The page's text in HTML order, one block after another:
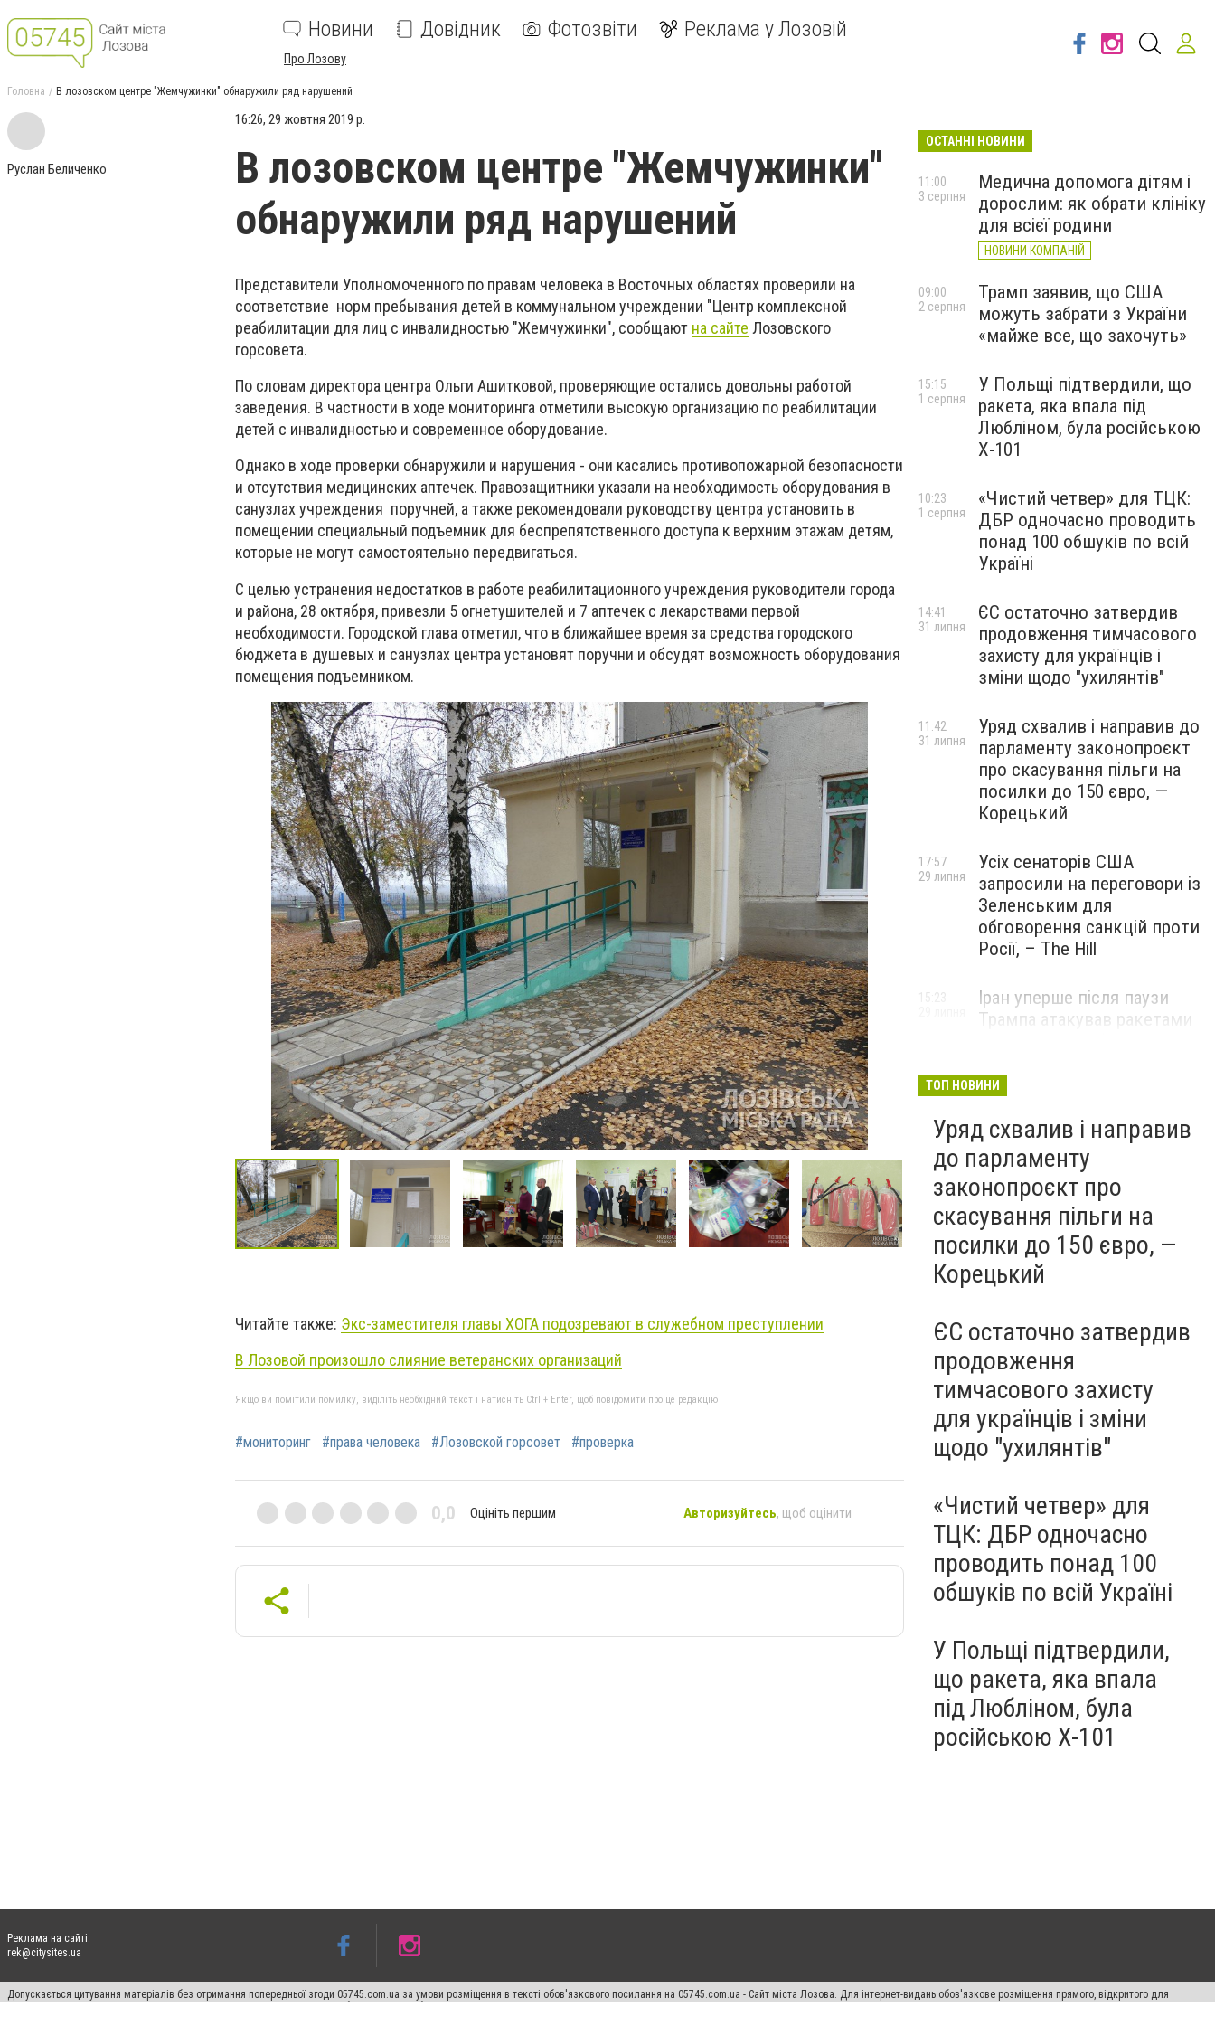
Новини Довідник Фотозвіти Реклама у Лозовій
Про Лозову
Головна В лозовском центре "Жемчужинки" обнаружили ряд нарушений
Руслан Беличенко
16:26, 29 жовтня 2019 р.
В лозовском центре "Жемчужинки"
обнаружили ряд нарушений
Представители Уполномоченного по правам человека в Восточных областях проверили на
соответствие норм пребывания детей в коммунальном учреждении "Центр комплексной
реабилитации для лиц с инвалидностью "Жемчужинки", сообщают на сайте Лозовского
горсовета.
По словам директора центра Ольги Ашитковой, проверяющие остались довольны работой
заведения. В частности в ходе мониторинга отметили высокую организацию по реабилитации
детей с инвалидностью и современное оборудование.
Однако в ходе проверки обнаружили и нарушения - они касались противопожарной безопасности
и отсутствия медицинских аптечек. Правозащитники указали на необходимость оборудования в
санузлах учреждения поручней, а также рекомендовали руководству центра установить в
помещении специальный подъемник для беспрепятственного доступа к верхним этажам детям,
которые не могут самостоятельно передвигаться.
С целью устранения недостатков в работе реабилитационного учреждения руководители города
и района, 28 октября, привезли 5 огнетушителей и 7 аптечек с лекарствами первой
необходимости. Городской глава отметил, что в ближайшее время за средства городского
бюджета в душевых и санузлах центра установят поручни и обсудят возможность оборудования
помещения подъемником.
Читайте также: Экс-заместителя главы ХОГА подозревают в служебном преступлении
В Лозовой произошло слияние ветеранских организаций
Якщо ви помітили помилку, виділіть необхідний текст і натисніть Ctrl + Enter, щоб повідомити про це редакцію
#мониторинг #права человека #Лозовской горсовет #проверка
0,0 Оцініть першим Авторизуйтесь, щоб оцінити
ОСТАННІ НОВИНИ
Медична допомога дітям і
дорослим: як обрати клініку
для всієї родини
НОВИНИ КОМПАНІЙ
11:00
3 серпня
Трамп заявив, що США
можуть забрати з України
«майже все, що захочуть»
09:00
2 серпня
У Польщі підтвердили, що
ракета, яка впала під
Любліном, була російською
Х-101
15:15
1 серпня
«Чистий четвер» для ТЦК:
ДБР одночасно проводить
понад 100 обшуків по всій
Україні
10:23
1 серпня
ЄС остаточно затвердив
продовження тимчасового
захисту для українців і
зміни щодо "ухилянтів"
14:41
31 липня
Уряд схвалив і направив до
парламенту законопроєкт
про скасування пільги на
посилки до 150 євро, —
Корецький
11:42
31 липня
Усіх сенаторів США
запросили на переговори із
Зеленським для
обговорення санкцій проти
Росії, – The Hill
17:57
29 липня
Іран уперше після паузи
Трампа атакував ракетами
15:23
ТОП НОВИНИ
Уряд схвалив і направив
до парламенту
законопроєкт про
скасування пільги на
посилки до 150 євро, —
Корецький
ЄС остаточно затвердив
продовження
тимчасового захисту
для українців і зміни
щодо "ухилянтів"
«Чистий четвер» для
ТЦК: ДБР одночасно
проводить понад 100
обшуків по всій Україні
У Польщі підтвердили,
що ракета, яка впала
під Любліном, була
російською Х-101
Реклама на сайті:
rek@citysites.ua
Допускається цитування матеріалів без отримання попередньої згоди 05745.com.ua за умови розміщення в тексті обов'язкового посилання на 05745.com.ua - Сайт міста Лозова. Для інтернет-видань обов'язкове розміщення прямого, відкритого для
пошукових систем гіперпосилання на цитовані статті не нижче другого абзацу в тексті або в якості джерела. Порушення виняткових прав переслідується Законом.